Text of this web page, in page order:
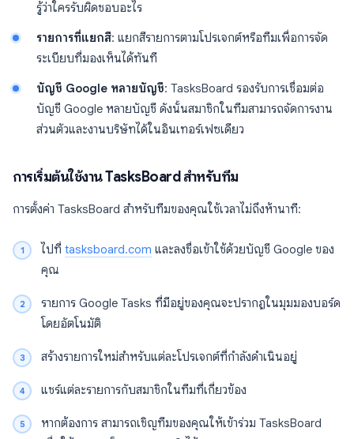
รู้ว่าใครรับผิดชอบอะไร
รายการที่แยกสี: แยกสีรายการตามโปรเจกต์หรือทีมเพื่อการจัด
ระเบียบที่มองเห็นได้ทันที
บัญชี Google หลายบัญชี: TasksBoard รองรับการเชื่อมต่อ
บัญชี Google หลายบัญชี ดังนั้นสมาชิกในทีมสามารถจัดการงาน
ส่วนตัวและงานบริษัทได้ในอินเทอร์เฟซเดียว
การเริ่มต้นใช้งาน TasksBoard สำหรับทีม
การตั้งค่า TasksBoard สำหรับทีมของคุณใช้เวลาไม่ถึงห้านาที:
ไปที่ tasksboard.com และลงชื่อเข้าใช้ด้วยบัญชี Google ของ
คุณ
รายการ Google Tasks ที่มีอยู่ของคุณจะปรากฏในมุมมองบอร์ด
โดยอัตโนมัติ
สร้างรายการใหม่สำหรับแต่ละโปรเจกต์ที่กำลังดำเนินอยู่
แชร์แต่ละรายการกับสมาชิกในทีมที่เกี่ยวข้อง
หากต้องการ สามารถเชิญทีมของคุณให้เข้าร่วม TasksBoard